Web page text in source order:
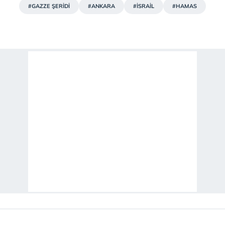
#GAZZE ŞERİDİ #ANKARA #İSRAİL #HAMAS